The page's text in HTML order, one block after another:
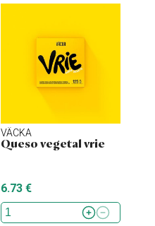
VÄCKA
Queso vegetal vrie
6.73 €